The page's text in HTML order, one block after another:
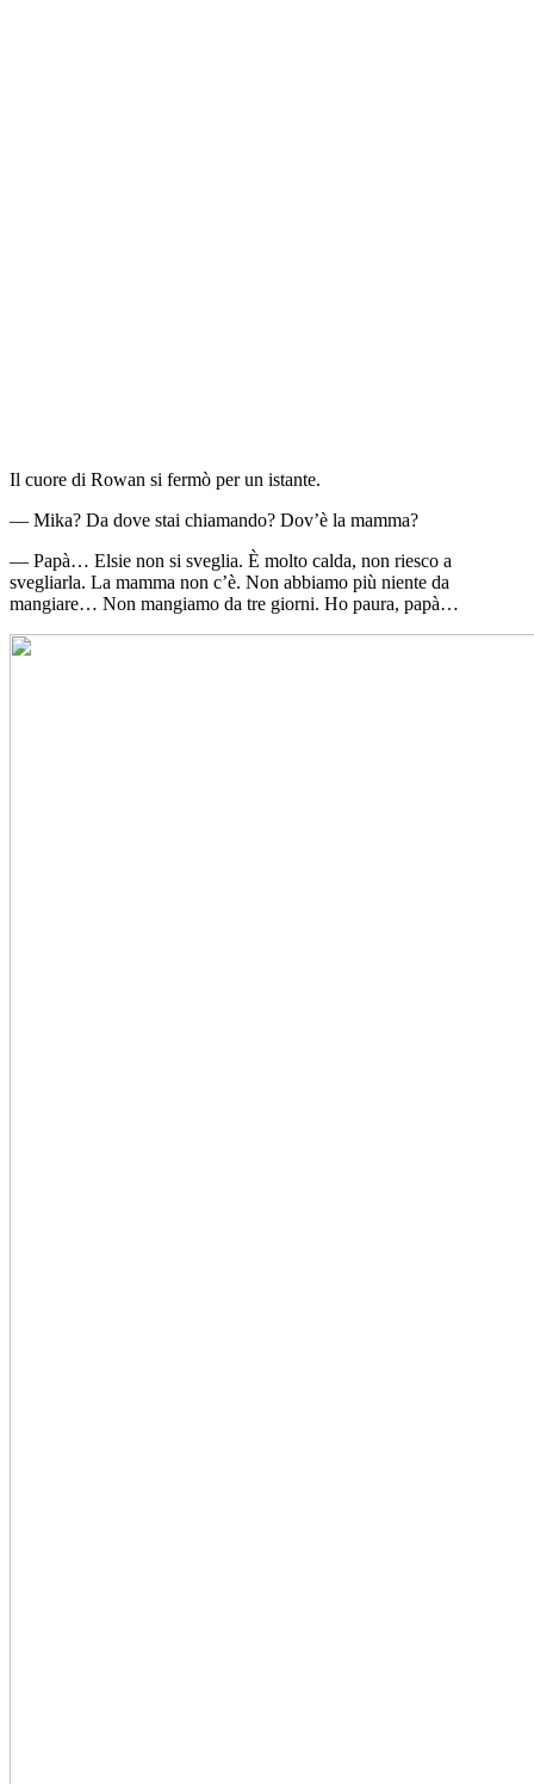
Il cuore di Rowan si fermò per un istante.
— Mika? Da dove stai chiamando? Dov’è la mamma?
— Papà… Elsie non si sveglia. È molto calda, non riesco a
svegliarla. La mamma non c’è. Non abbiamo più niente da
mangiare… Non mangiamo da tre giorni. Ho paura, papà…